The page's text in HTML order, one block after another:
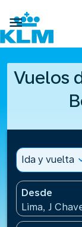

Vuelos
Ida y vuelta
Desde
Lima, J